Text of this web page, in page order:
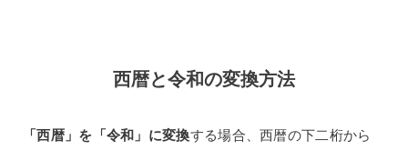
西暦と令和の変換方法
「西暦」を「令和」に変換する場合、西暦の下二桁から